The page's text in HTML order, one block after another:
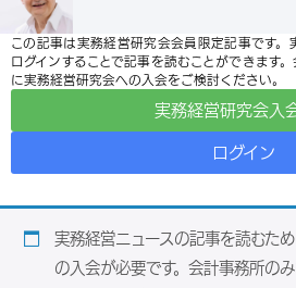
この記事は実務経営研究会会員限定記事です。
ログインすることで記事を読むことができます
に実務経営研究会への入会をご検討ください。
実務経営研究会入
ログイン
実務経営ニュースの記事を読むた
の入会が必要です。会計事務所の